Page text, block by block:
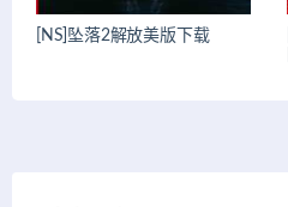
[NS]坠落2解放美版下载